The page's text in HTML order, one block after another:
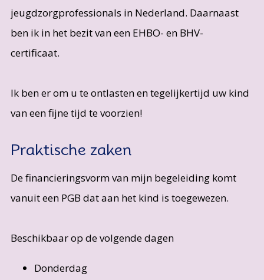
jeugdzorgprofessionals in Nederland. Daarnaast
ben ik in het bezit van een EHBO- en BHV-
certificaat.
Ik ben er om u te ontlasten en tegelijkertijd uw kind
van een fijne tijd te voorzien!
Praktische zaken
De financieringsvorm van mijn begeleiding komt
vanuit een PGB dat aan het kind is toegewezen.
Beschikbaar op de volgende dagen
Donderdag